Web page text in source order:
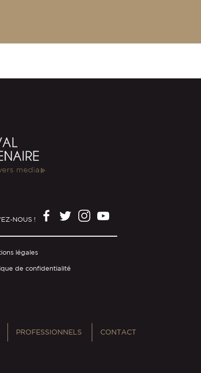
NOUS !
légales
de confidentialité
PROFESSIONNELS CONTACT